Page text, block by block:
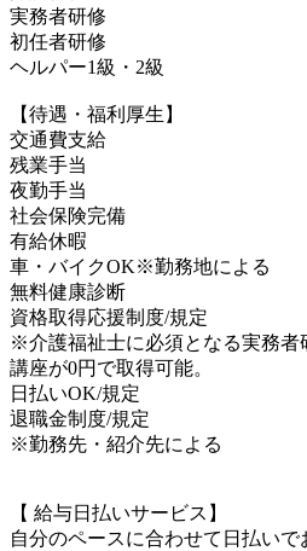
実務者研修
初任者研修
ヘルパー1級・2級
【待遇・福利厚生】
交通費支給
残業手当
夜勤手当
社会保険完備
有給休暇
車・バイクOK※勤務地による
無料健康診断
資格取得応援制度/規定
※介護福祉士に必須となる実務者
講座が0円で取得可能。
日払いOK/規定
退職金制度/規定
※勤務先・紹介先による
【 給与日払いサービス】
自分のペースに合わせて日払い